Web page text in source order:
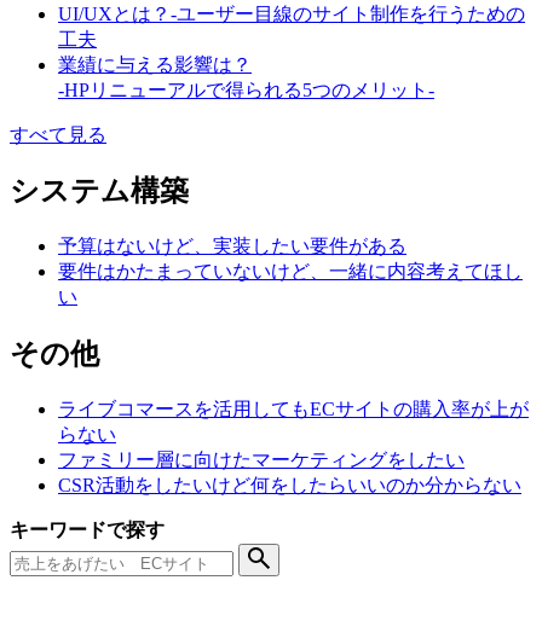
UI/UXとは？-ユーザー目線のサイト制作を行うための
工夫
業績に与える影響は？
-HPリニューアルで得られる5つのメリット-
すべて見る
システム構築
予算はないけど、実装したい要件がある
要件はかたまっていないけど、一緒に内容考えてほし
い
その他
ライブコマースを活用してもECサイトの購入率が上が
らない
ファミリー層に向けたマーケティングをしたい
CSR活動をしたいけど何をしたらいいのか分からない
キーワードで探す